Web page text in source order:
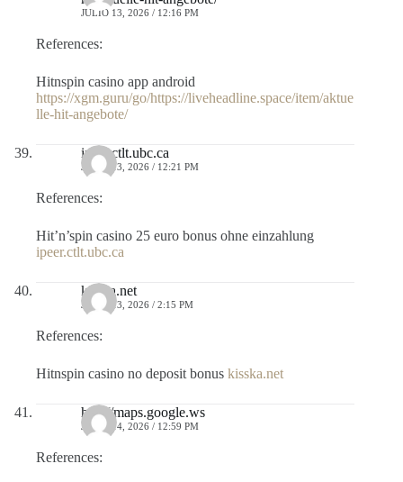
JULIO 13, 2026 / 12:16 PM
References:
Hitnspin casino app android
https://xgm.guru/go/https://liveheadline.space/item/aktue
lle-hit-angebote/
ipeer.ctlt.ubc.ca
JULIO 13, 2026 / 12:21 PM
References:
Hit’n’spin casino 25 euro bonus ohne einzahlung
ipeer.ctlt.ubc.ca
kisska.net
JULIO 13, 2026 / 2:15 PM
References:
Hitnspin casino no deposit bonus kisska.net
http://maps.google.ws
JULIO 14, 2026 / 12:59 PM
References: